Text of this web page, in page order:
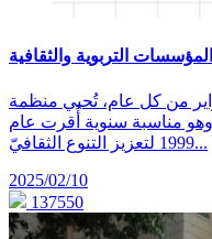
من كل عام، تُحيي منظمة
وهو مناسبة سنوية أُقرت عام
1999 لتعزيز التنوع الثقافيّ...
2025/02/10
137550